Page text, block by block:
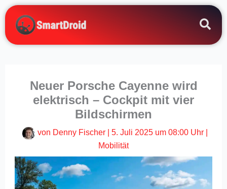
Zum
Inhalt
springen
Neuer Porsche Cayenne wird
elektrisch – Cockpit mit vier
Bildschirmen
von Denny Fischer 5. Juli 2025 um 08:00 Uhr|
Mobilität